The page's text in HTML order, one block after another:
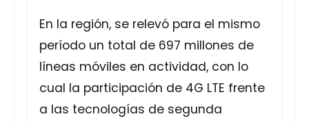
En la región, se relevó para el mismo
período un total de 697 millones de
líneas móviles en actividad, con lo
cual la participación de 4G LTE frente
a las tecnologías de segunda